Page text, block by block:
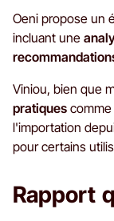
Oeni propose un
incluant une
Viniou, bien que
pratiques
l'importation
pour certains
Rapport